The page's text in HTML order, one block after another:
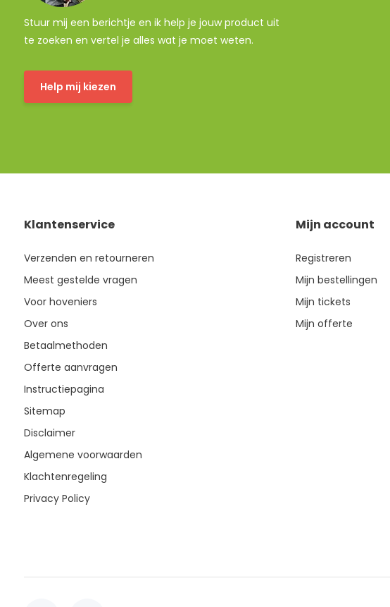
Stuur mij een berichtje en ik help je jouw product uit
te zoeken en vertel je alles wat je moet weten.
Help mij kiezen
Klantenservice
Verzenden en retourneren
Meest gestelde vragen
Voor hoveniers
Over ons
Betaalmethoden
Offerte aanvragen
Instructiepagina
Sitemap
Disclaimer
Algemene voorwaarden
Klachtenregeling
Privacy Policy
Mijn account
Registreren
Mijn bestellingen
Mijn tickets
Mijn offerte